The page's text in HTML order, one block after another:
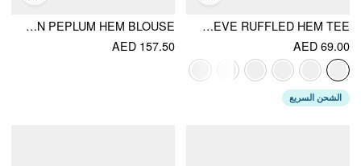
COTTON-BLEND SHORT SLEEVE RUFFLED HEM TEE
AED 69.00
الشحن السريع
STRIPED STAND COLLAR PUFF SLEEVE TOGGLE BUTTON PEPLUM HEM BLOUSE
AED 157.50